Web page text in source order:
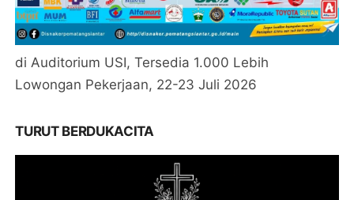
di Auditorium USI, Tersedia 1.000 Lebih
Lowongan Pekerjaan, 22-23 Juli 2026
TURUT BERDUKACITA